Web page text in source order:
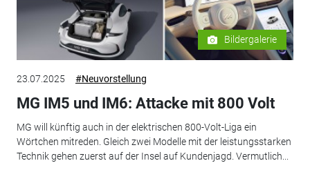
Bildergalerie
23.07.2025 #Neuvorstellung
MG IM5 und IM6: Attacke mit 800 Volt
MG will künftig auch in der elektrischen 800-Volt-Liga ein
Wörtchen mitreden. Gleich zwei Modelle mit der leistungsstarken
Technik gehen zuerst auf der Insel auf Kundenjagd. Vermutlich...